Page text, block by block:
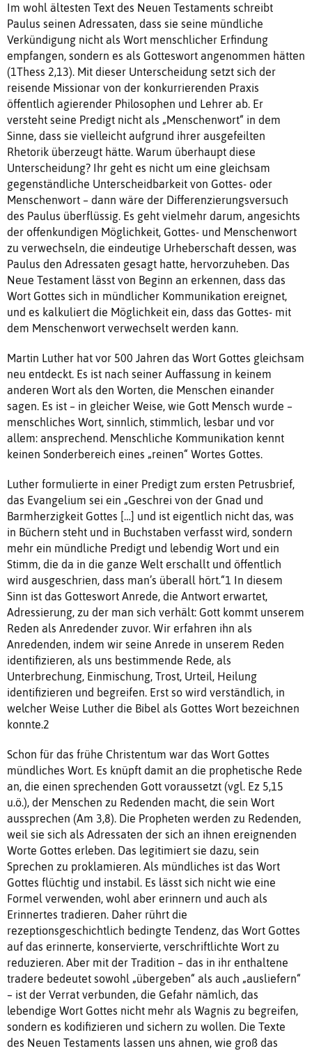
Im wohl ältesten Text des Neuen Testaments schreibt
Paulus seinen Adressaten, dass sie seine mündliche
Verkündigung nicht als Wort menschlicher Erfindung
empfangen, sondern es als Gotteswort angenommen hätten
(1Thess 2,13). Mit dieser Unterscheidung setzt sich der
reisende Missionar von der konkurrierenden Praxis
öffentlich agierender Philosophen und Lehrer ab. Er
versteht seine Predigt nicht als „Menschenwort“ in dem
Sinne, dass sie vielleicht aufgrund ihrer ausgefeilten
Rhetorik überzeugt hätte. Warum überhaupt diese
Unterscheidung? Ihr geht es nicht um eine gleichsam
gegenständliche Unterscheidbarkeit von Gottes- oder
Menschenwort – dann wäre der Differenzierungsversuch
des Paulus überflüssig. Es geht vielmehr darum, angesichts
der offenkundigen Möglichkeit, Gottes- und Menschenwort
zu verwechseln, die eindeutige Urheberschaft dessen, was
Paulus den Adressaten gesagt hatte, hervorzuheben. Das
Neue Testament lässt von Beginn an erkennen, dass das
Wort Gottes sich in mündlicher Kommunikation ereignet,
und es kalkuliert die Möglichkeit ein, dass das Gottes- mit
dem Menschenwort verwechselt werden kann.
Martin Luther hat vor 500 Jahren das Wort Gottes gleichsam
neu entdeckt. Es ist nach seiner Auffassung in keinem
anderen Wort als den Worten, die Menschen einander
sagen. Es ist – in gleicher Weise, wie Gott Mensch wurde –
menschliches Wort, sinnlich, stimmlich, lesbar und vor
allem: ansprechend. Menschliche Kommunikation kennt
keinen Sonderbereich eines „reinen“ Wortes Gottes.
Luther formulierte in einer Predigt zum ersten Petrusbrief,
das Evangelium sei ein „Geschrei von der Gnad und
Barmherzigkeit Gottes […] und ist eigentlich nicht das, was
in Büchern steht und in Buchstaben verfasst wird, sondern
mehr ein mündliche Predigt und lebendig Wort und ein
Stimm, die da in die ganze Welt erschallt und öffentlich
wird ausgeschrien, dass man’s überall hört.“1 In diesem
Sinn ist das Gotteswort Anrede, die Antwort erwartet,
Adressierung, zu der man sich verhält: Gott kommt unserem
Reden als Anredender zuvor. Wir erfahren ihn als
Anredenden, indem wir seine Anrede in unserem Reden
identifizieren, als uns bestimmende Rede, als
Unterbrechung, Einmischung, Trost, Urteil, Heilung
identifizieren und begreifen. Erst so wird verständlich, in
welcher Weise Luther die Bibel als Gottes Wort bezeichnen
konnte.2
Schon für das frühe Christentum war das Wort Gottes
mündliches Wort. Es knüpft damit an die prophetische Rede
an, die einen sprechenden Gott voraussetzt (vgl. Ez 5,15
u.ö.), der Menschen zu Redenden macht, die sein Wort
aussprechen (Am 3,8). Die Propheten werden zu Redenden,
weil sie sich als Adressaten der sich an ihnen ereignenden
Worte Gottes erleben. Das legitimiert sie dazu, sein
Sprechen zu proklamieren. Als mündliches ist das Wort
Gottes flüchtig und instabil. Es lässt sich nicht wie eine
Formel verwenden, wohl aber erinnern und auch als
Erinnertes tradieren. Daher rührt die
rezeptionsgeschichtlich bedingte Tendenz, das Wort Gottes
auf das erinnerte, konservierte, verschriftlichte Wort zu
reduzieren. Aber mit der Tradition – das in ihr enthaltene
tradere bedeutet sowohl „übergeben“ als auch „ausliefern“
– ist der Verrat verbunden, die Gefahr nämlich, das
lebendige Wort Gottes nicht mehr als Wagnis zu begreifen,
sondern es kodifizieren und sichern zu wollen. Die Texte
des Neuen Testaments lassen uns ahnen, wie groß das